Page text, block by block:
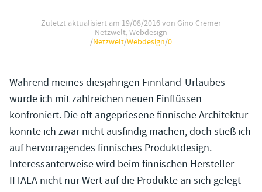
Zuletzt aktualisiert am 19/08/2016von Gino Cremer
Netzwelt,Webdesign
/Netzwelt/Webdesign/0
Während meines diesjährigen Finnland-Urlaubes
wurde ich mit zahlreichen neuen Einflüssen
konfroniert. Die oft angepriesene finnische Architektur
konnte ich zwar nicht ausfindig machen, doch stieß ich
auf hervorragendes finnisches Produktdesign.
Interessanterweise wird beim finnischen Hersteller
IITALA nicht nur Wert auf die Produkte an sich gelegt